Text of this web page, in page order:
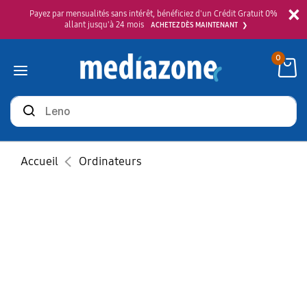
×
Payez par mensualités sans intérêt, bénéficiez d'un Crédit Gratuit 0%
allant jusqu'à 24 mois
ACHETEZ DÈS MAINTENANT
Rechercher
des
produits
0
Accueil Ordinateurs